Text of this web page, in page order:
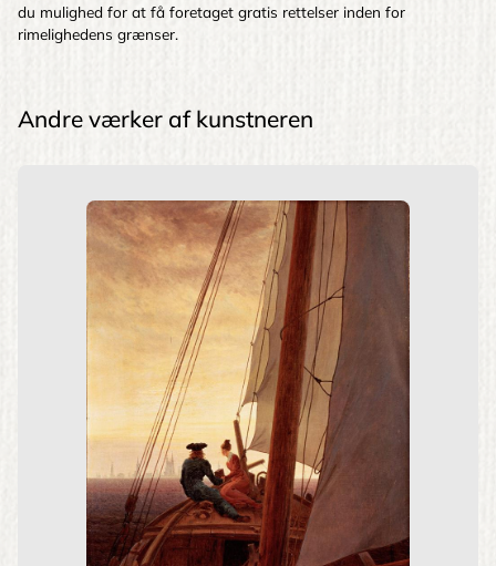
du mulighed for at få foretaget gratis rettelser inden for
rimelighedens grænser.
Andre værker af kunstneren